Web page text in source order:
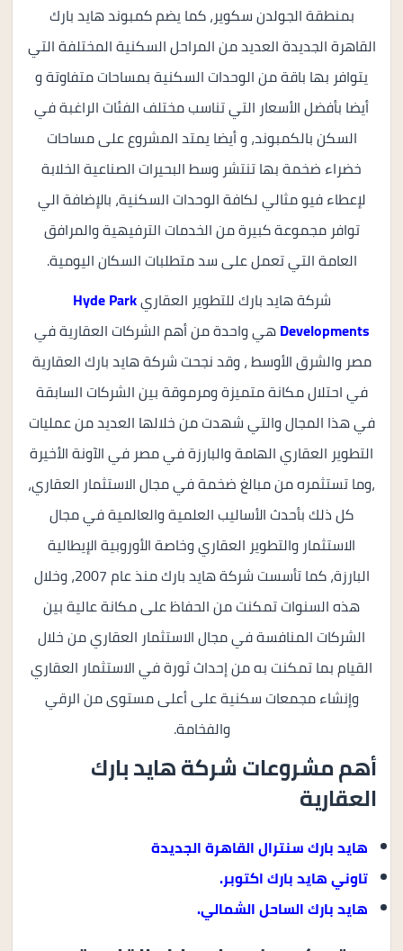
بمنطقة الجولدن سكوير، كما يضم كمبوند هايد بارك
القاهرة الجديدة العديد من المراحل السكنية المختلفة التي
يتوافر بها باقة من الوحدات السكنية بمساحات متفاوتة و
أيضا بأفضل الأسعار التي تناسب مختلف الفئات الراغبة في
السكن بالكمبوند، و أيضا يمتد المشروع على مساحات
خضراء ضخمة بها تنتشر وسط البحيرات الصناعية الخلابة
لإعطاء فيو مثالي لكافة الوحدات السكنية، بالإضافة الي
توافر مجموعة كبيرة من الخدمات الترفيهية والمرافق
العامة التي تعمل على سد متطلبات السكان اليومية.
شركة هايد بارك للتطوير العقاريHyde Park
Developmentsهي واحدة من أهم الشركات العقارية في
مصر والشرق الأوسط ، وقد نجحت شركة هايد بارك العقارية
في احتلال مكانة متميزة ومرموقة بين الشركات السابقة
في هذا المجال والتي شهدت من خلالها العديد من عمليات
التطوير العقاري الهامة والبارزة في مصر في الآونة الأخيرة
،وما تستثمره من مبالغ ضخمة في مجال الاستثمار العقاري،
كل ذلك بأحدث الأساليب العلمية والعالمية في مجال
الاستثمار والتطوير العقاري وخاصة الأوروبية الإيطالية
البارزة، كما تأسست شركة هايد بارك منذ عام 2007، وخلال
هذه السنوات تمكنت من الحفاظ على مكانة عالية بين
الشركات المنافسة في مجال الاستثمار العقاري من خلال
القيام بما تمكنت به من إحداث ثورة في الاستثمار العقاري
وإنشاء مجمعات سكنية على أعلى مستوى من الرقي
والفخامة.
أهم مشروعات شركة هايد بارك
العقارية
هايد بارك سنترال القاهرة الجديدة
تاوني هايد بارك اكتوبر.
هايد بارك الساحل الشمالي.